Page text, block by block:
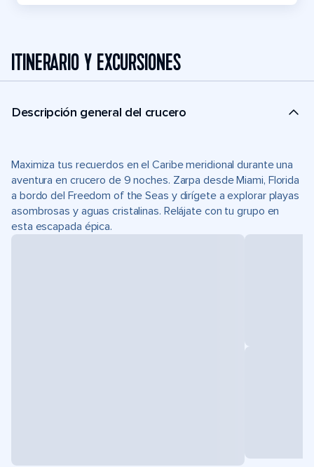
ITINERARIO Y EXCURSIONES
Descripción general del crucero
Maximiza tus recuerdos en el Caribe meridional durante una
aventura en crucero de 9 noches. Zarpa desde Miami, Florida
a bordo del Freedom of the Seas y dirígete a explorar playas
asombrosas y aguas cristalinas. Relájate con tu grupo en
esta escapada épica.